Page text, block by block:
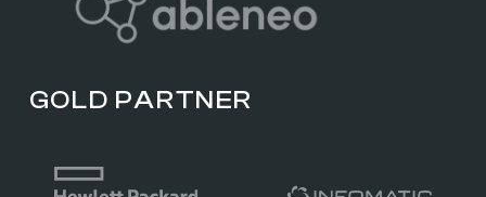
GOLD PARTNER